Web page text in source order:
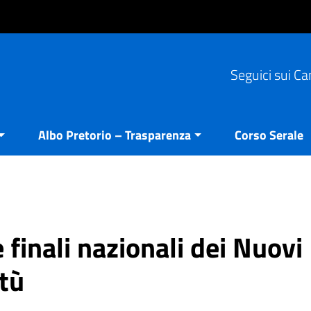
Seguici sui
Albo Pretorio – Trasparenza Corso Serale
finali nazionali dei Nuovi